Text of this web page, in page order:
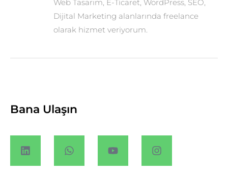
Web Tasarım, E-Ticaret, WordPress, SEO,
Dijital Marketing alanlarında freelance
olarak hizmet veriyorum.
Bana Ulaşın